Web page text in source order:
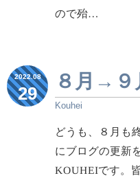
ので殆…
2022.08
29
８月→９
Kouhei
どうも、８月も
にブログの更新
KOUHEIです。